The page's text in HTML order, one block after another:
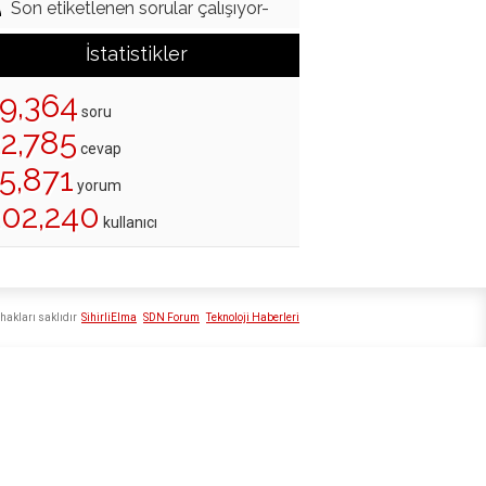
Son etiketlenen sorular çalışıyor-
İstatistikler
soru
cevap
yorum
kullanıcı
SihirliElma SDN Forum Teknoloji Haberleri
saklıdır